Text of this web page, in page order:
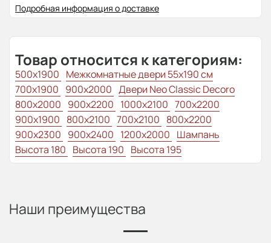
Подробная информация о доставке
Товар относится к категориям:
500x1900 Межкомнатные двери 55х190 см
700x1900 900x2000 Двери Neo Classic Decoro
800x2000 900x2200 1000x2100 700x2200
900x1900 800x2100 700x2100 800x2200
900x2300 900x2400 1200x2000 Шампань
Высота 180 Высота 190 Высота 195
Наши преимущества